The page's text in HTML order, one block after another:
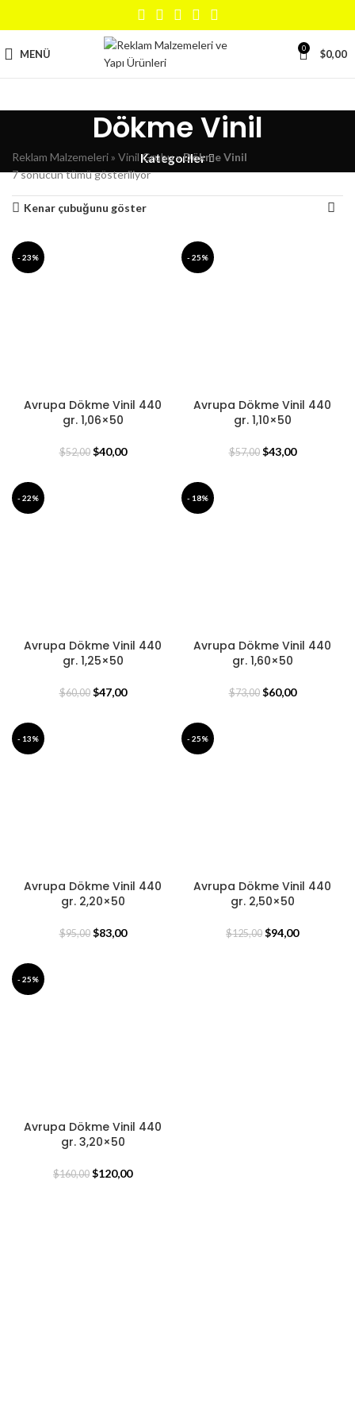
MENÜ 0 $0,00
Dökme Vinil
Kategoriler
Reklam Malzemeleri » Vinil Grubu»Dökme Vinil
7 sonucun tümü gösteriliyor
Kenar çubuğunu göster
- 23%
Avrupa Dökme Vinil 440
gr. 1,06×50
$52,00 $40,00
- 25%
Avrupa Dökme Vinil 440
gr. 1,10×50
$57,00 $43,00
- 22%
Avrupa Dökme Vinil 440
gr. 1,25×50
$60,00 $47,00
- 18%
Avrupa Dökme Vinil 440
gr. 1,60×50
$73,00 $60,00
- 13%
Avrupa Dökme Vinil 440
gr. 2,20×50
$95,00 $83,00
- 25%
Avrupa Dökme Vinil 440
gr. 2,50×50
$125,00 $94,00
- 25%
Avrupa Dökme Vinil 440
gr. 3,20×50
$160,00 $120,00